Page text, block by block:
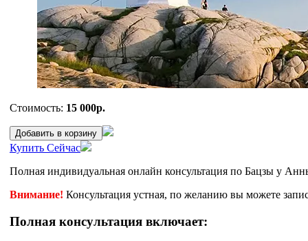
Стоимость: 15 000р.
Добавить в корзину
Купить Сейчас
Полная индивидуальная онлайн консультация по Бацзы у
Внимание! Консультация устная, по желанию вы можете
Полная консультация включает: